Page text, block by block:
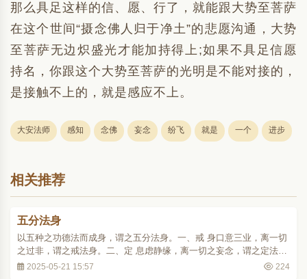
那么具足这样的信、愿、行了，就能跟大势至菩萨
在这个世间“摄念佛人归于净土”的悲愿沟通，大势
至菩萨无边炽盛光才能加持得上;如果不具足信愿
持名，你跟这个大势至菩萨的光明是不能对接的，
是接触不上的，就是感应不上。
大安法师 感知 念佛 妄念 纷飞 就是 一个 进步
相关推荐
五分法身
以五种之功德法而成身，谓之五分法身。一、戒 身口意三业，离一切
之过非，谓之戒法身。二、定 息虑静缘，离一切之妄念，谓之定法
身。三、慧 破惑证真，谓之慧法身。四、解脱 正习俱断，得尽智，谓
2025-05-21 15:57 224